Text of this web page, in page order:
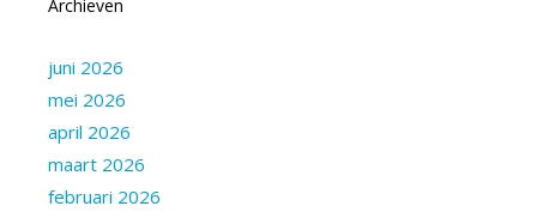
Archieven
juni 2026
mei 2026
april 2026
maart 2026
februari 2026